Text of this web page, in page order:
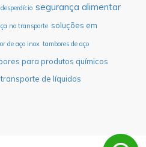
segurança alimentar
no transporte soluções em
de aço inox tambores de aço
para produtos químicos
transporte de líquidos